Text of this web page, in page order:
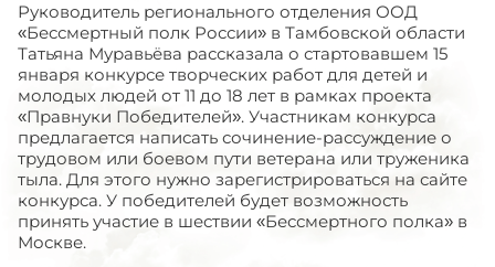
Руководитель регионального отделения ООД
«Бессмертный полк России» в Тамбовской области
Татьяна Муравьёва рассказала о стартовавшем 15
января конкурсе творческих работ для детей и
молодых людей от 11 до 18 лет в рамках проекта
«Правнуки Победителей». Участникам конкурса
предлагается написать сочинение-рассуждение о
трудовом или боевом пути ветерана или труженика
тыла. Для этого нужно зарегистрироваться на сайте
конкурса. У победителей будет возможность
принять участие в шествии «Бессмертного полка» в
Москве.